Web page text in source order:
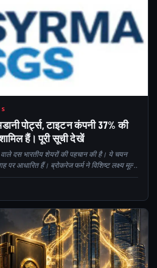
पोर्ट्स, टाइटन कंपनी 37% की
हैं। पूरी सूची देखें
वाले दस भारतीय शेयरों की पहचान की है। ये चयन
पर आधारित हैं। ब्रोकरेज फर्म ने विशिष्ट लक्ष्य मूल्य